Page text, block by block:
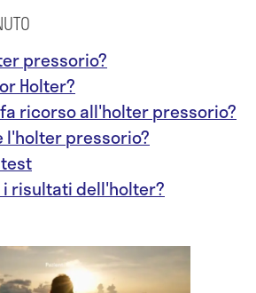
pressorio?
Holter?
ricorso all'holter pressorio?
l'holter pressorio?
i risultati dell'holter?